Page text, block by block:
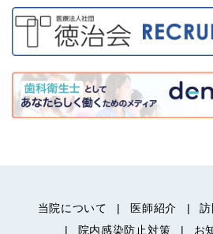
当院について 医師紹介
院内感染防止対策
お